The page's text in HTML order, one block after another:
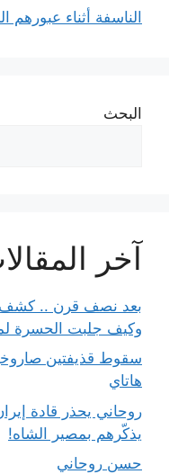
الناسفة أثناء عبورهم
البحث
آخر
بعد نصف قرن .. كشف
وكيف جلبت الحسرة
سقوط قذيفتين
هاتاي
روحاني يحذر قادة
يذكّرهم بمصير الشاه!
حسن روحاني